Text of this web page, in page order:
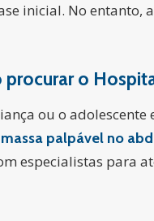
inicial. No entanto,
o
ou o
massa palpável no
especialistas para